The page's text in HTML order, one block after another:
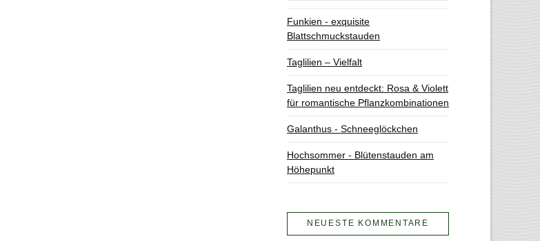
Funkien - exquisite
Blattschmuckstauden
Taglilien – Vielfalt
Taglilien neu entdeckt: Rosa & Violett
für romantische Pflanzkombinationen
Galanthus - Schneeglöckchen
Hochsommer - Blütenstauden am
Höhepunkt
NEUESTE KOMMENTARE